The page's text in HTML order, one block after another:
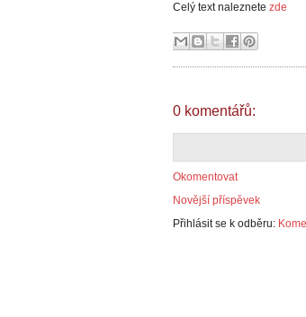
Celý text naleznete zde
0 komentářů:
Okomentovat
Novější příspěvek
Přihlásit se k odběru: